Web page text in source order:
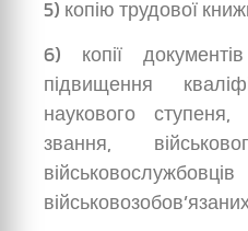
5) копію трудової
6) копії
підвищення
наукового
звання,